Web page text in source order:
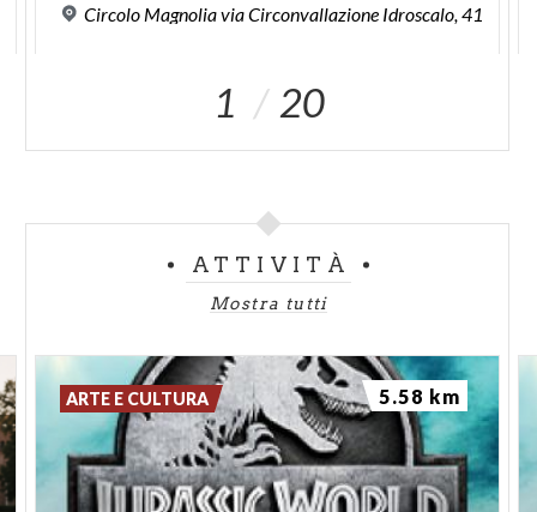
Circolo MagnoliaviaCirconvallazione Idroscalo, 41
1 20
ATTIVITÀ
Mostra tutti
ARTE E CULTURA 5.58 km